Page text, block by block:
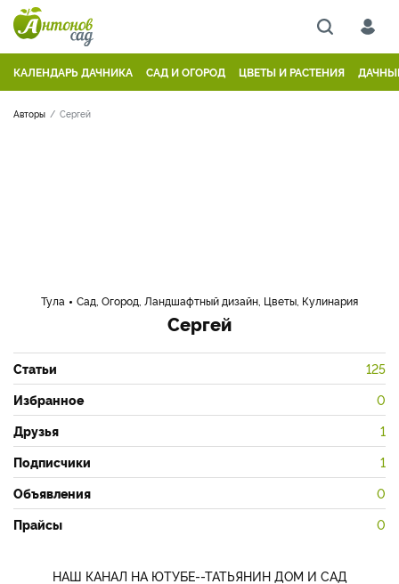
КАЛЕНДАРЬ ДАЧНИКА САД И ОГОРОД ЦВЕТЫ И РАСТЕНИЯ
Авторы Сергей
Тула Сад, Огород, Ландшафтный дизайн, Цветы, Кулинария
Сергей
Статьи 125
Избранное 0
Друзья 1
Подписчики 1
Объявления 0
Прайсы 0
НАШ КАНАЛ НА ЮТУБЕ--ТАТЬЯНИН ДОМ И САД